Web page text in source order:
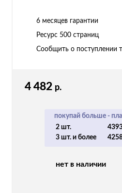
4 482 р.
покупай больше -
2 шт.
3 шт. и более
нет в наличии
6 месяцев гарантии
Ресурс 500 страниц
Сообщить о поступлении